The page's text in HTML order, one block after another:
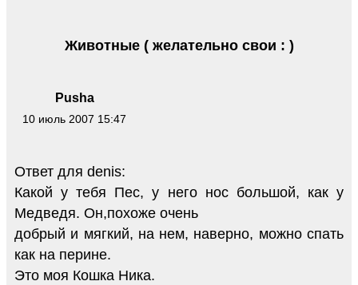
Pusha
10 июль 2007 15:47
Животные ( желательно свои : )
Ответ для denis:
Какой у тебя Пес, у него нос большой, как у
Медведя. Он,похоже очень
добрый и мягкий, на нем, наверно, можно спать
как на перине.
Это моя Кошка Ника.